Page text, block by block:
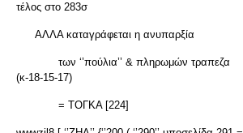
τέλος στο 283σ
ΑΛΛΑ καταγράφεται η ανυπαρξία
των ‘’πούλια’’ & πληρωμών τραπεζα
(κ-18-15-17)
= ΤΟΓΚΑ [224]